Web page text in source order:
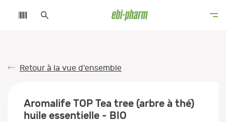
Retour à la vue d’ensemble
Aromalife TOP Tea tree (arbre à thé)
huile essentielle - BIO